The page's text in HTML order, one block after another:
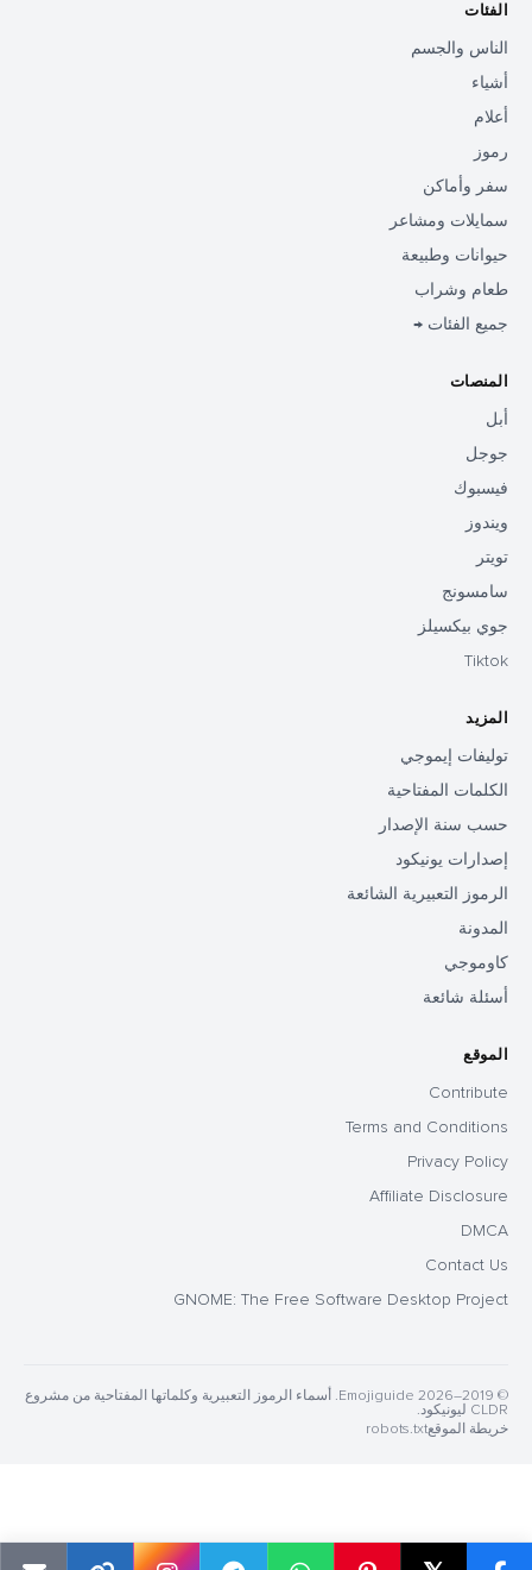
الفئات
الناس والجسم
أشياء
أعلام
رموز
سفر وأماكن
سمايلات ومشاعر
حيوانات وطبيعة
طعام وشراب
جميع الفئات →
المنصات
أبل
جوجل
فيسبوك
ويندوز
تويتر
سامسونج
جوي بيكسيلز
Tiktok
المزيد
توليفات إيموجي
الكلمات المفتاحية
حسب سنة الإصدار
إصدارات يونيكود
الرموز التعبيرية الشائعة
المدونة
كاوموجي
أسئلة شائعة
الموقع
Contribute
Terms and Conditions
Privacy Policy
Affiliate Disclosure
DMCA
Contact Us
GNOME: The Free Software Desktop Project
© 2019–2026 Emojiguide. أسماء الرموز التعبيرية وكلماتها المفتاحية من مشروع
CLDR ليونيكود.
خريطة الموقعrobots.txt